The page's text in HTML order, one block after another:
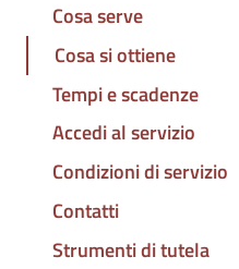
Cosa serve
Cosa si ottiene
Tempi e scadenze
Accedi al servizio
Condizioni di servizio
Contatti
Strumenti di tutela